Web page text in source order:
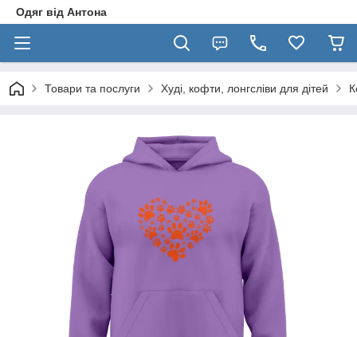
Одяг від Антона
Товари та послуги Худі, кофти, лонгсліви для дітей